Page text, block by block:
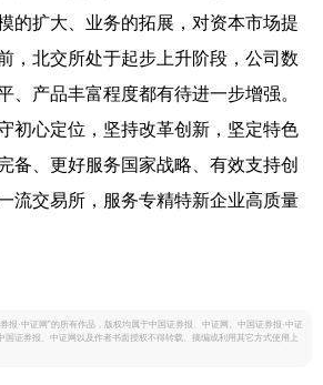
的扩大、业务的拓展，对资本市场提
，北交所处于起步上升阶段，公司数
、产品丰富程度都有待进一步增强。
初心定位，坚持改革创新，坚定特色
备、更好服务国家战略、有效支持创
流交易所，服务专精特新企业高质量
报·中证网”的所有作品，版权均属于中国证券报、中证网。中国证券报·中证
国证券报、中证网以及作者书面授权不得转载、摘编或利用其它方式使用上